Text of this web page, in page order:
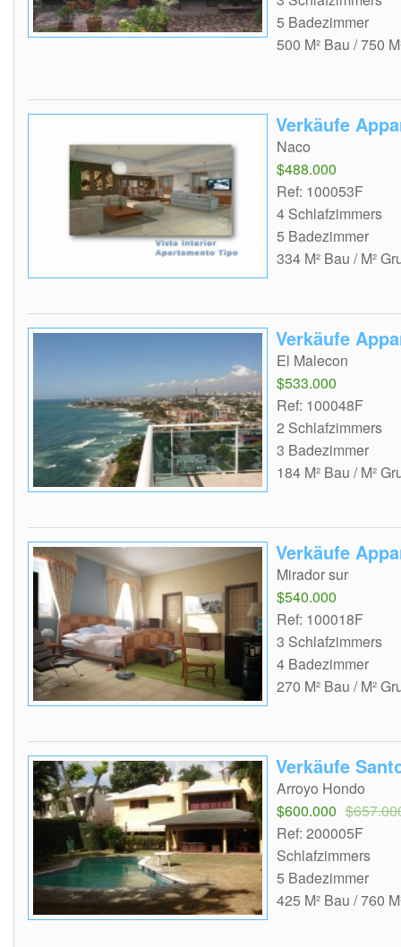
5 Badezimmer
500 M² Bau / 750
Verkäufe
Naco
$488.000
Ref: 100053F
4 Schlafzimmers
5 Badezimmer
334 M² Bau / M²
Verkäufe
El Malecon
$533.000
Ref: 100048F
2 Schlafzimmers
3 Badezimmer
184 M² Bau / M²
Verkäufe
Mirador sur
$540.000
Ref: 100018F
3 Schlafzimmers
4 Badezimmer
270 M² Bau / M²
Verkäufe
Arroyo Hondo
$600.000
Ref: 200005F
Schlafzimmers
5 Badezimmer
425 M² Bau / 760